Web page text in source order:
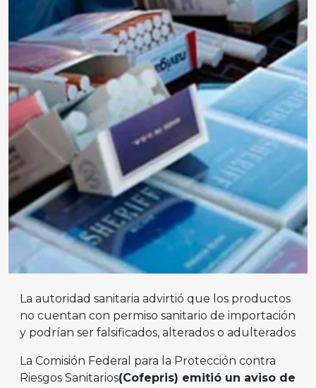
La autoridad sanitaria advirtió que los productos
no cuentan con permiso sanitario de importación
y podrían ser falsificados, alterados o adulterados
La Comisión Federal para la Protección contra
Riesgos Sanitarios(Cofepris) emitió un aviso de